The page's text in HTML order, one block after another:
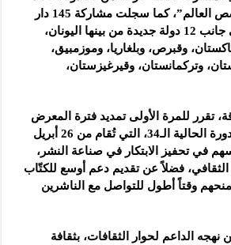
شعار “هنا… تُسرد قصص العالم”، كما سجلت مشاركة 145 دار
نشر للمرة الأولى، إلى جانب 12 دولة جديدة من بينها اليونان،
وقبرص، وبلغاريا، وموزمبيق،
وتركمانستان، وقيرغيزستان،
تقرر للمرة الأولى تمديد فترة المعرض
إلى 10 أيام بدءاً من الدورة الحالية الـ34، التي تُقام من 26 أبريل
2025، ما يسهم في تحفيز الابتكار في صناعة النشر،
الثقافي، فضلاً عن تقديم دعم أوسع للكتّاب
وقتاً أطول للتواصل مع الناشرين
الداعم لحوار الثقافات، بثقافة